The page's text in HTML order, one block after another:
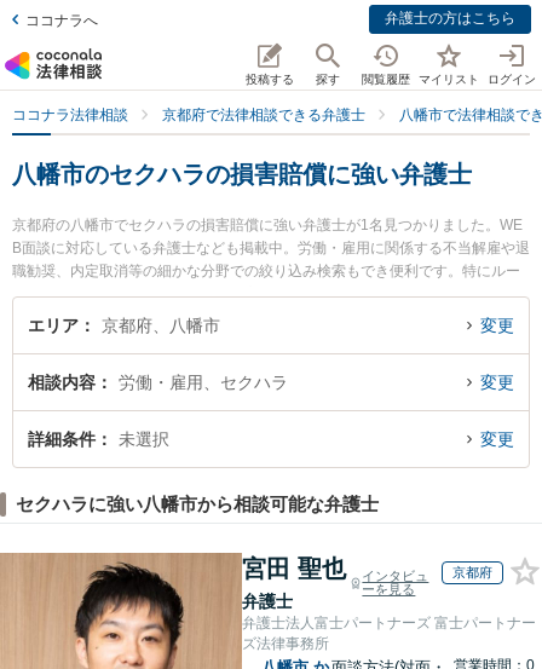
ココナラへ 弁護士の方はこちら
投稿する 探す 閲覧履歴 マイリスト ログイン
ココナラ法律相談 京都府で法律相談できる弁護士 八幡市で法律相談で
八幡市のセクハラの損害賠償に強い弁護士
京都府の八幡市でセクハラの損害賠償に強い弁護士が1名見つかりました。WE
B面談に対応している弁護士なども掲載中。労働・雇用に関係する不当解雇や退
職勧奨、内定取消等の細かな分野での絞り込み検索もでき便利です。特にルー
ク法律事務所 の石黒 大地弁護士のプロフィール情報や弁護士費用、強みなどが
注目されています。『八幡市で土日や夜間に発生したセクハラの損害賠償のト
償を法律相談できる八幡市内の弁護士に相談予約したい』などでお困りの相談
者さんにおすすめです。
エリア 京都府、八幡市 変更
相談内容 労働・雇用、セクハラ 変更
詳細条件 未選択 変更
セクハラに強い八幡市から相談可能な弁護士
宮田 聖也
弁護士
インタビュ
ーを見る
京都府
弁護士法人富士パートナーズ 富士パートナー
ズ法律事務所
営業時間：0